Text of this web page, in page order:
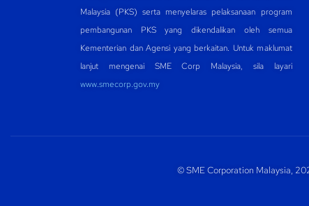
Malaysia (PKS) serta menyelaras pelaksanaan program
pembangunan PKS yang dikendalikan oleh semua
Kementerian dan Agensi yang berkaitan. Untuk maklumat
lanjut mengenai SME Corp Malaysia, sila layari
www.smecorp.gov.my
© SME Corporation Malaysia,